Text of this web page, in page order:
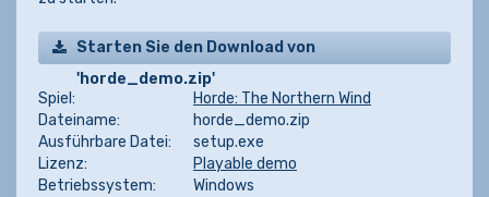
Starten Sie den Download von
'horde_demo.zip'
Spiel:
Horde: The Northern Wind
Dateiname:
horde_demo.zip
Ausführbare Datei:
setup.exe
Lizenz:
Playable demo
Betriebssystem:
Windows